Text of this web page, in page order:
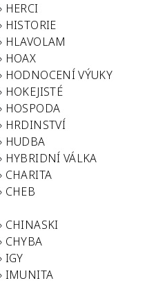
HERCI
HISTORIE
HLAVOLAM
HOAX
HODNOCENÍ VÝUKY
HOKEJISTÉ
HOSPODA
HRDINSTVÍ
HUDBA
HYBRIDNÍ VÁLKA
CHARITA
CHEB
CHINASKI
CHYBA
IGY
IMUNITA